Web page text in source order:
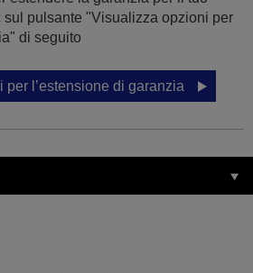
sul pulsante "Visualizza opzioni per
di seguito
l’estensione di garanzia